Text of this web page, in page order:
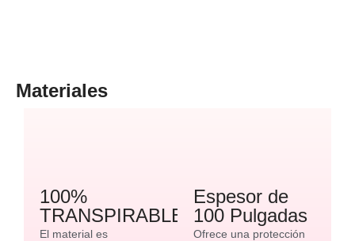
Materiales
100%
TRANSPIRABLE
El material es
Espesor de
100 Pulgadas
Ofrece una protección